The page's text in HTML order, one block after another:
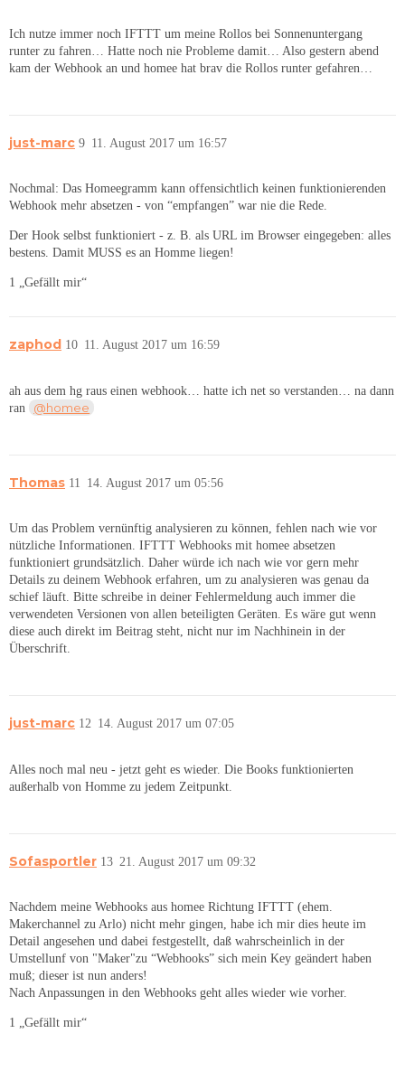
Ich nutze immer noch IFTTT um meine Rollos bei Sonnenuntergang
runter zu fahren… Hatte noch nie Probleme damit… Also gestern abend
kam der Webhook an und homee hat brav die Rollos runter gefahren…
just-marc 11. August 2017 um 16:57
9
Nochmal: Das Homeegramm kann offensichtlich keinen funktionierenden
Webhook mehr absetzen - von “empfangen” war nie die Rede.
Der Hook selbst funktioniert - z. B. als URL im Browser eingegeben: alles
bestens. Damit MUSS es an Homme liegen!
1 „Gefällt mir“
zaphod 11. August 2017 um 16:59
10
ah aus dem hg raus einen webhook… hatte ich net so verstanden… na dann
ran
@homee
Thomas 14. August 2017 um 05:56
11
Um das Problem vernünftig analysieren zu können, fehlen nach wie vor
nützliche Informationen. IFTTT Webhooks mit homee absetzen
funktioniert grundsätzlich. Daher würde ich nach wie vor gern mehr
Details zu deinem Webhook erfahren, um zu analysieren was genau da
schief läuft. Bitte schreibe in deiner Fehlermeldung auch immer die
verwendeten Versionen von allen beteiligten Geräten. Es wäre gut wenn
diese auch direkt im Beitrag steht, nicht nur im Nachhinein in der
Überschrift.
just-marc 14. August 2017 um 07:05
12
Alles noch mal neu - jetzt geht es wieder. Die Books funktionierten
außerhalb von Homme zu jedem Zeitpunkt.
Sofasportler 21. August 2017 um 09:32
13
Nachdem meine Webhooks aus homee Richtung IFTTT (ehem.
Makerchannel zu Arlo) nicht mehr gingen, habe ich mir dies heute im
Detail angesehen und dabei festgestellt, daß wahrscheinlich in der
Umstellunf von "Maker"zu “Webhooks” sich mein Key geändert haben
muß; dieser ist nun anders!
Nach Anpassungen in den Webhooks geht alles wieder wie vorher.
1 „Gefällt mir“